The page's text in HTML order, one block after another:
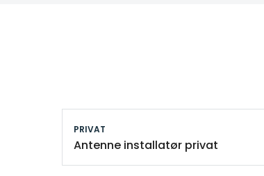
PRIVAT
Antenne installatør privat